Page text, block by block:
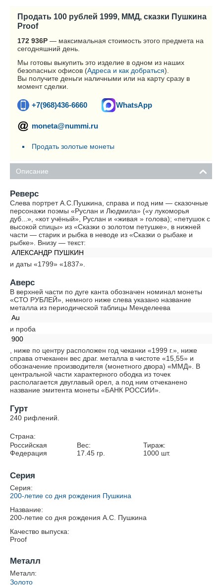
Продать 100 рублей 1999, ММД, сказки Пушкина
Proof
172 936Р — максимальная стоимость этого предмета на
сегодняшний день.
Мы готовы выкупить это изделие в одном из наших
безопасных офисов (Адреса и как добраться).
Вы получите деньги наличными или на карту сразу в
момент сделки.
+7(968)436-6660 WhatsApp
moneta@nummi.ru
Продать золотые монеты
Описание
Реверс
Слева портрет А.С.Пушкина, справа и под ним — сказочные
персонажи поэмы «Руслан и Людмила» («у лукоморья
дуб...», «кот учёный», Руслан и «живая » голова); «петушок с
высокой спицы» из «Сказки о золотом петушке», в нижней
части — старик и рыбка в неводе из «Сказки о рыбаке и
рыбке». Внизу — текст:
АЛЕКСАНДР ПУШКИН
и даты «1799» «1837».
Аверс
В верхней части по дуге канта обозначен номинал монеты
«СТО РУБЛЕЙ», немного ниже слева указано название
металла из периодической таблицы Менделеева
Au
и проба
900
, ниже по центру расположен год чеканки «1999 г.», ниже
справа отчеканен вес драг. металла в чистоте «15,55» и
обозначение производителя (монетного двора) «ММД». В
центральной части характерного ободка из точек
располагается двуглавый орел, а под ним отчеканено
название эмитента монеты «БАНК РОССИИ».
Гурт
240 рифлений.
Страна:
Российская
Федерация
Вес:
17.45гр.
Тираж:
1000 шт.
Серия
Серия:
200-летие со дня рождения Пушкина
Название:
200-летие со дня рождения А.С. Пушкина
Качество выпуска:
Proof
Металл
Металл:
Золото